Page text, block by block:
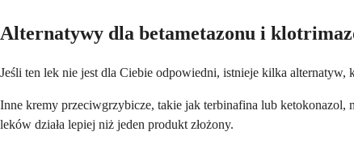
Alternatywy dla betametazonu i
Jeśli ten lek nie jest dla Ciebie odpowiedni, istnieje kilka
Inne kremy przeciwgrzybicze, takie jak terbinafina lub ketokonazol,
leków działa lepiej niż jeden produkt złożony.